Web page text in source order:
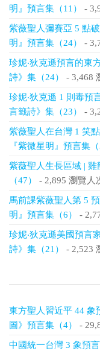
明』預言集（11）
-
紫薇聖人彌賽亞 5 點
明』預言集（24）
-
珍妮‧狄克遜預言的東
詩》集（24）
- 3,468
珍妮‧狄克遜 1 則毒預
言籤詩》集（23）
-
紫薇聖人在台灣 1 笑
『紫微星明』預言集（
紫薇聖人生長區域 |
（47）
- 2,895 瀏覽人
馬前課紫薇聖人第 5
明』預言集（6）
-
珍妮‧狄克遜美國預言
詩》集（21）
- 2,523
東方聖人習近平 44 象
圖》預言集（4）
-
中國統一台灣 3 象預